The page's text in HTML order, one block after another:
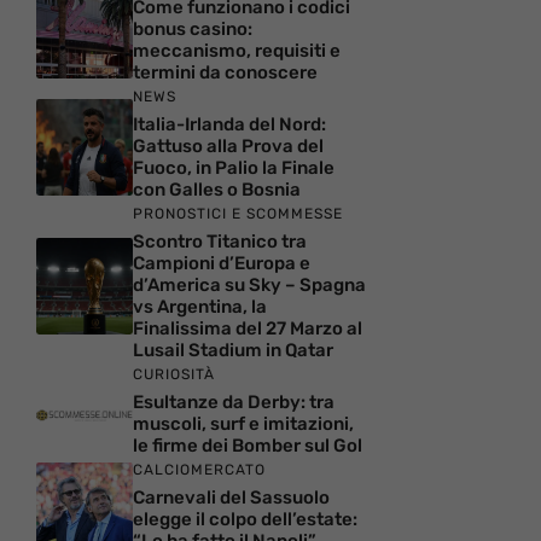
Come funzionano i codici
bonus casino:
meccanismo, requisiti e
termini da conoscere
NEWS
Italia-Irlanda del Nord:
Gattuso alla Prova del
Fuoco, in Palio la Finale
con Galles o Bosnia
PRONOSTICI E SCOMMESSE
Scontro Titanico tra
Campioni d’Europa e
d’America su Sky – Spagna
vs Argentina, la
Finalissima del 27 Marzo al
Lusail Stadium in Qatar
CURIOSITÀ
Esultanze da Derby: tra
muscoli, surf e imitazioni,
le firme dei Bomber sul Gol
CALCIOMERCATO
Carnevali del Sassuolo
elegge il colpo dell’estate: